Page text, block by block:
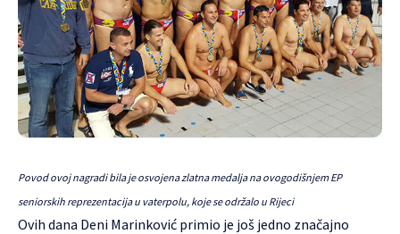
Povod ovoj nagradi bila je osvojena zlatna medalja na ovogodišnjem EP
seniorskih reprezentacija u vaterpolu, koje se održalo u Rijeci
Ovih dana Deni Marinković primio je još jedno značajno